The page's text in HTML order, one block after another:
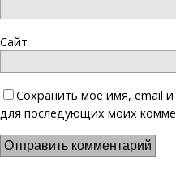
Сайт
Сохранить моё имя, email
для последующих моих